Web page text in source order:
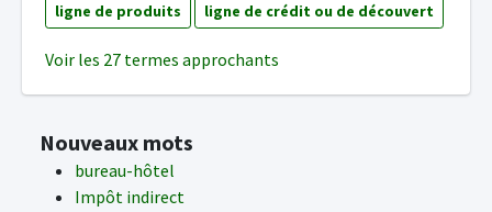
ligne de produits ligne de crédit ou de découvert
Voir les 27 termes approchants
Nouveaux mots
bureau-hôtel
Impôt indirect